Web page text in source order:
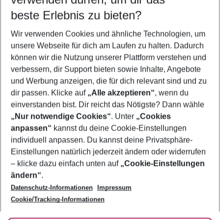
5-8 Nächte
2 Erwachsene Keine Kinder
Mehr Filter anzeigen
Footer
Footer navigation
Über uns
AGB
Bestpreisgarantie
Cookie-Einstellungen ändern
Cookie-Richtlinie
Agenturbetreuung
Barrierefreies Reisen
Folge uns
beste Erlebnis zu bieten?
Wir verwenden Cookies und ähnliche Technologien, um
unsere Webseite für dich am Laufen zu halten. Dadurch
können wir die Nutzung unserer Plattform verstehen und
verbessern, dir Support bieten sowie Inhalte, Angebote
und Werbung anzeigen, die für dich relevant sind und zu
dir passen. Klicke auf „Alle akzeptieren“, wenn du
einverstanden bist. Dir reicht das Nötigste? Dann wähle
„Nur notwendige Cookies“. Unter „Cookies
anpassen“ kannst du deine Cookie-Einstellungen
individuell anpassen. Du kannst deine Privatsphäre-
Einstellungen natürlich jederzeit ändern oder widerrufen
– klicke dazu einfach unten auf „Cookie-Einstellungen
ändern“.
Datenschutz-Informationen
Impressum
Cookie/Tracking-Informationen